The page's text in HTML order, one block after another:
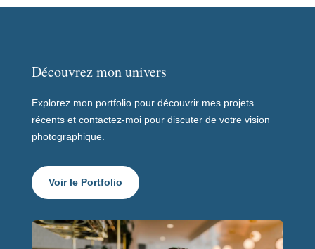
Découvrez mon univers
Explorez mon portfolio pour découvrir mes projets
récents et contactez-moi pour discuter de votre vision
photographique.
Voir le Portfolio